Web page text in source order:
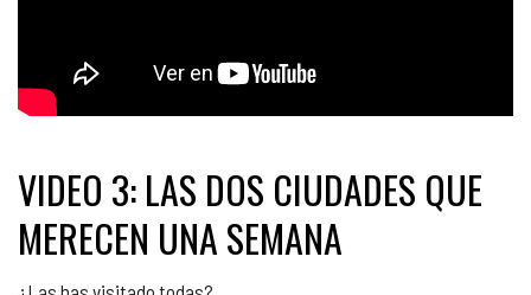
VIDEO 3: LAS DOS CIUDADES QUE
MERECEN UNA SEMANA